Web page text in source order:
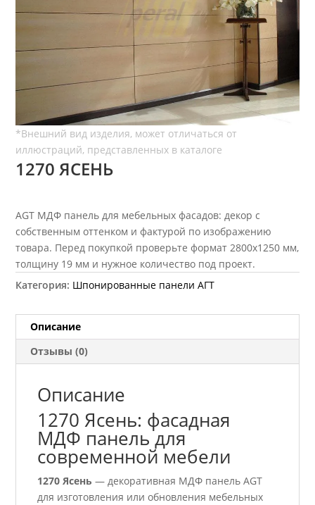
1270 ЯСЕНЬ
AGT МДФ панель для мебельных фасадов: декор с
собственным оттенком и фактурой по изображению
товара. Перед покупкой проверьте формат 2800х1250 мм,
толщину 19 мм и нужное количество под проект.
Категория: Шпонированные панели АГТ
Описание
Отзывы (0)
Описание
1270 Ясень: фасадная
МДФ панель для
современной мебели
1270 Ясень — декоративная МДФ панель AGT
для изготовления или обновления мебельных